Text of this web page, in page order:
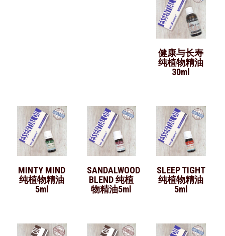
健康与长寿
纯植物精油
30ml
MINTY MIND
纯植物精油
5ml
SANDALWOOD
BLEND 纯植
物精油5ml
SLEEP TIGHT
纯植物精油
5ml